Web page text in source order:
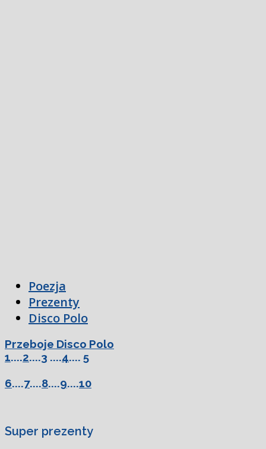
Poezja
Prezenty
Disco Polo
Przeboje Disco Polo
1....2....3 ....4.... 5
6....7....8....9....10
Super prezenty